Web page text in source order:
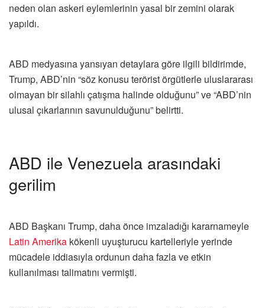
neden olan askeri eylemlerinin yasal bir zemini olarak
yapıldı.
ABD medyasına yansıyan detaylara göre ilgili bildirimde,
Trump, ABD’nin “söz konusu terörist örgütlerle uluslararası
olmayan bir silahlı çatışma halinde olduğunu” ve “ABD’nin
ulusal çıkarlarının savunulduğunu” belirtti.
ABD ile Venezuela arasındaki
gerilim
ABD Başkanı Trump, daha önce imzaladığı kararnameyle
Latin Amerika kökenli uyuşturucu kartelleriyle yerinde
mücadele iddiasıyla ordunun daha fazla ve etkin
kullanılması talimatını vermişti.